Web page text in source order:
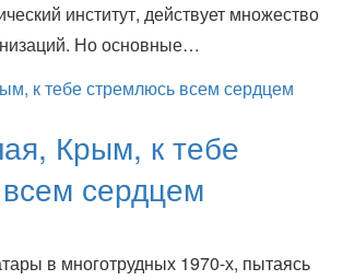
институт, действует множество
Но основные…
Крым, к тебе
сердцем
в многотрудных 1970-х, пытаясь